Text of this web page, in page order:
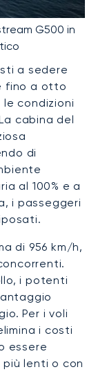
G500 in
a sedere
fino a otto
condizioni
cabina del
di
al 100% e a
i passeggeri
di 956 km/h,
i potenti
Per i voli
i costi
essere
lenti o con